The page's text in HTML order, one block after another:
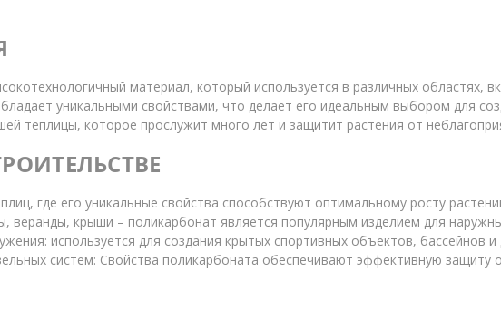
материал, который используется в различных областях,
уникальными свойствами, что делает его идеальным выбором для
теплицы, которое прослужит много лет и защитит растения от
где его уникальные свойства способствуют оптимальному росту
веранды, крыши – поликарбонат является популярным изделием для
используется для создания крытых спортивных объектов, бассейнов
систем: Свойства поликарбоната обеспечивают эффективную защиту